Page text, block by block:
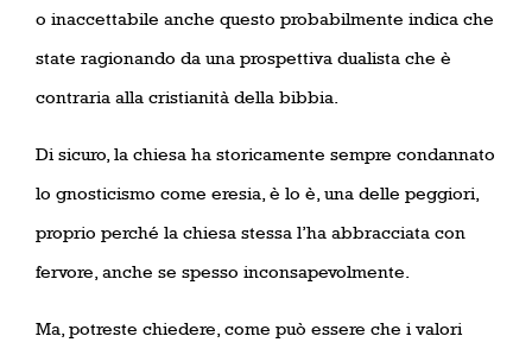
o inaccettabile anche questo probabilmente indica che
state ragionando da una prospettiva dualista che è
contraria alla cristianità della bibbia.
Di sicuro, la chiesa ha storicamente sempre condannato
lo gnosticismo come eresia, è lo è, una delle peggiori,
proprio perché la chiesa stessa l’ha abbracciata con
fervore, anche se spesso inconsapevolmente.
Ma, potreste chiedere, come può essere che i valori